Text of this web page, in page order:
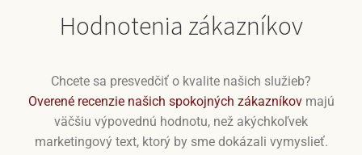
Hodnotenia zákazníkov
Chcete sa presvedčiť o kvalite našich služieb?
Overené recenzie našich spokojných zákazníkovmajú
väčšiu výpovednú hodnotu, než akýchkoľvek
marketingový text, ktorý by sme dokázali vymyslieť.